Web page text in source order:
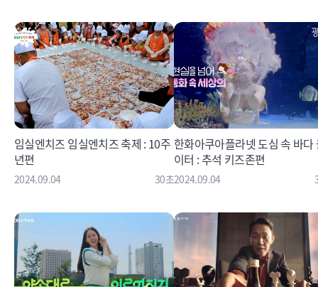
임실엔치즈 임실엔치즈 축제 : 10주
년편
2024.09.04 30초
한화아쿠아플라넷 도심 속 바다
이터 : 추석 키즈존편
2024.09.04